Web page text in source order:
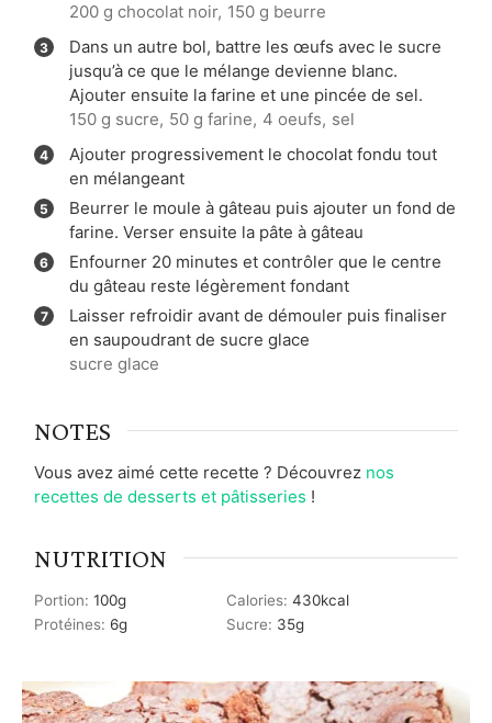
200 g chocolat noir, 150 g beurre
Dans un autre bol, battre les œufs avec le sucre
jusqu’à ce que le mélange devienne blanc.
Ajouter ensuite la farine et une pincée de sel.
150 g sucre, 50 g farine, 4 oeufs, sel
Ajouter progressivement le chocolat fondu tout
en mélangeant
Beurrer le moule à gâteau puis ajouter un fond de
farine. Verser ensuite la pâte à gâteau
Enfourner 20 minutes et contrôler que le centre
du gâteau reste légèrement fondant
Laisser refroidir avant de démouler puis finaliser
en saupoudrant de sucre glace
sucre glace
NOTES
Vous avez aimé cette recette ? Découvrez nos
recettes de desserts et pâtisseries !
NUTRITION
Portion: 100g Calories: 430kcal
Protéines: 6g Sucre: 35g